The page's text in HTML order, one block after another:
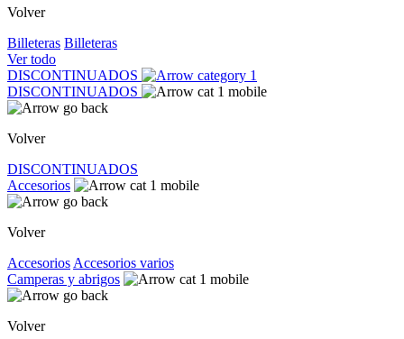
Volver
Billeteras Billeteras
Ver todo
DISCONTINUADOS
DISCONTINUADOS
Volver
DISCONTINUADOS
Accesorios
Volver
Accesorios Accesorios varios
Camperas y abrigos
Volver